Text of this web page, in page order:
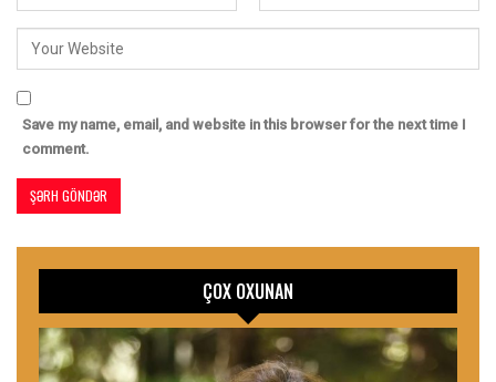
Save my name, email, and website in this browser for the next time I
comment.
ÇOX OXUNAN